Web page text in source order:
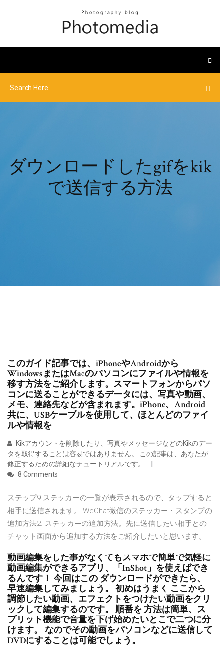
ダウンロードしたgifをkik
で送信する方法
このガイド記事では、iPhoneやAndroidから
WindowsまたはMacのパソコンにファイルや情報を
移す方法をご紹介します。スマートフォンからパソ
コンに送ることができるデータには、写真や動画、
メモ、連絡先などが含まれます。iPhone、Android
共に、USBケーブルを使用して、ほとんどのファイ
ルや情報を
Kikアカウントを削除したり、写真やメッセージなどのKikのデー
タを取得することは容易ではありません。 この記事は、あなたが
修正するための詳細なチュートリアルです。
8 Comments
ステップ9 ステッカーの一覧が表示されるので、タップすると
相手に送信されます。 WeChat微信のステッカー・スタンプの
追加方法2. ステッカーの追加方法。先に送信したい相手との
チャット画面から追加する方法をご紹介したいと思います。
動画編集をした事がなくてもスマホで簡単で気軽に
動画編集ができるアプリ、「InShot」を使えばでき
るんです！ 今回はこの ダウンロードができたら、
早速編集してみましょう。 初めはうまく ここから
調節したい動画、エフェクトをつけたい動画をクリ
ックして編集するのです。 順番を 方法は簡単、ス
プリット機能で音量を下げ始めたいとこで二つに分
けます。 なのでその動画をパソコンなどに送信して
DVDにすることは可能でしょう。